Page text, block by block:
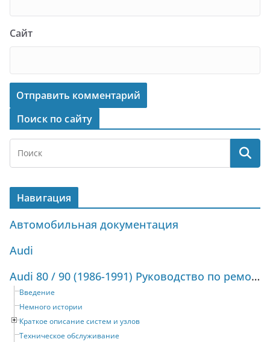
Сайт
Поиск по сайту
Навигация
Автомобильная документация
Audi
Audi 80 / 90 (1986-1991) Руководство по ремонту и техническому обслуживанию
Введение
Немного истории
Краткое описание систем и узлов
Техническое обслуживание